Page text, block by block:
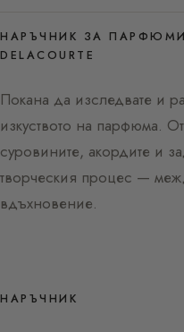
НАРЪЧНИК ЗА ПАРФЮМИ
DELACOURTE
Покана да изследвате и
изкуството на парфюма.
суровините, акордите и
творческия процес —
вдъхновение.
НАРЪЧНИК